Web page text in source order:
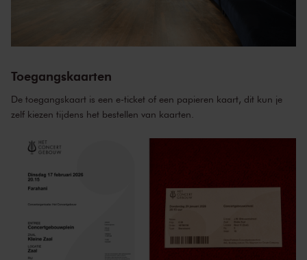
Toegangskaarten
De toegangskaart is een e-ticket of een papieren kaart, dit kun je
zelf kiezen tijdens het bestellen van kaarten.